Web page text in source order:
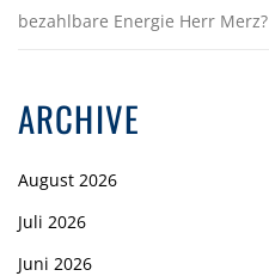
bezahlbare Energie Herr Merz?
ARCHIVE
August 2026
Juli 2026
Juni 2026